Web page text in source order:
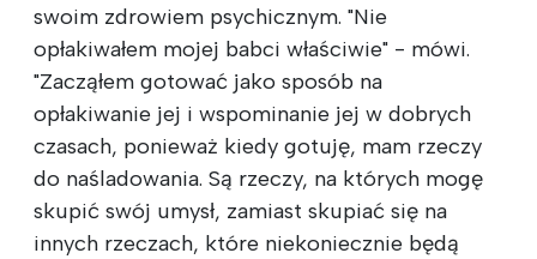
swoim zdrowiem psychicznym. "Nie
opłakiwałem mojej babci właściwie" - mówi.
"Zacząłem gotować jako sposób na
opłakiwanie jej i wspominanie jej w dobrych
czasach, ponieważ kiedy gotuję, mam rzeczy
do naśladowania. Są rzeczy, na których mogę
skupić swój umysł, zamiast skupiać się na
innych rzeczach, które niekoniecznie będą